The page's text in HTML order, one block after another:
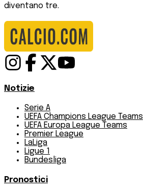
diventano tre.
Notizie
Serie A
UEFA Champions League Teams
UEFA Europa League Teams
Premier League
LaLiga
Ligue 1
Bundesliga
Pronostici